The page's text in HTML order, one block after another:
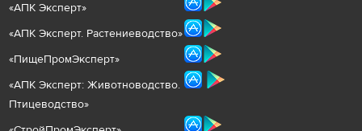
«АПК Эксперт»
«АПК Эксперт. Растениеводство»
«ПищеПромЭксперт»
«АПК Эксперт: Животноводство.
Птицеводство»